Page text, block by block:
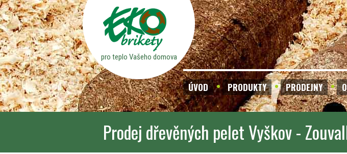
pro teplo Vašeho domova
ÚVOD PRODUKTY PRODEJNY
Prodej dřevěných pelet Vyškov -